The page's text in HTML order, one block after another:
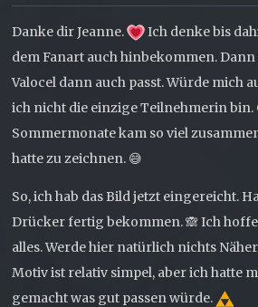
Danke dir Jeanne.
Ich denke bis
dem Fanart auch hinbekommen.
Valocel dann auch passt. Würde mich
ich nicht die einzige Teilnehmerin bin.
Sommermonate kam so viel
hatte zu zeichnen. 😅
So, ich hab das Bild jetzt eingereicht.
Drücker fertig bekommen. 🙈 Ich
alles. Werde hier natürlich nichts
Motiv ist relativ simpel, aber ich hatte
gemacht was gut passen würde.